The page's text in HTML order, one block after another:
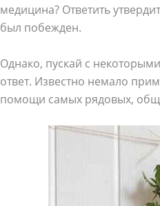
медицина? Ответить
был побежден.
Однако, пускай с
ответ. Известно немало
помощи самых рядовых,